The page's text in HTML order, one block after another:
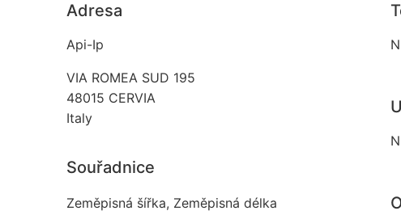
Adresa
Api-Ip
VIA ROMEA SUD 195
48015 CERVIA
Italy
Souřadnice
Zeměpisná šířka, Zeměpisná délka